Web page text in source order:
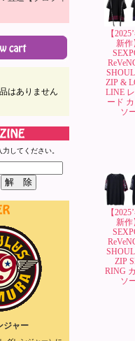
はありません
してください。
ジャー
【
新作
ZIP &
LINE
ード
ソ
【
新作
ZIP
RING
ソ